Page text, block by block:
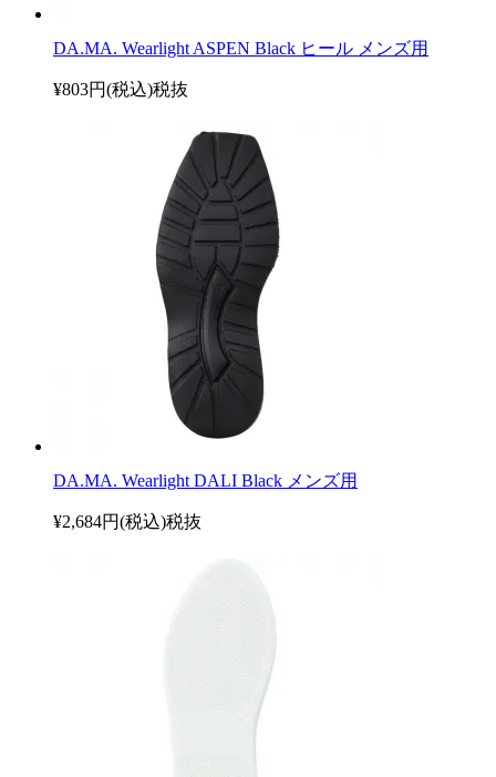
DA.MA. Wearlight ASPEN Black ヒール メンズ用
¥803円(税込)税抜
DA.MA. Wearlight DALI Black メンズ用
¥2,684円(税込)税抜